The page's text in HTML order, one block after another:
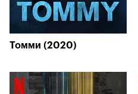
Томми (2020)